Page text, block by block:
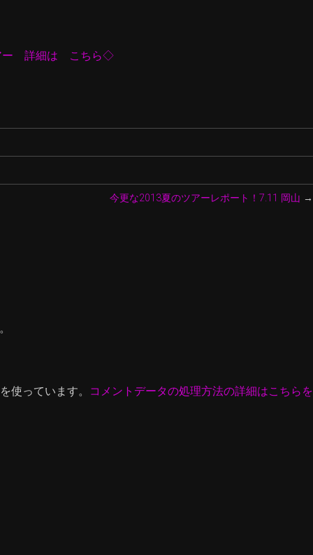
ー 詳細は こちら◇
今更な2013夏のツアーレポート！7.11 岡山 →
使っています。
コメントデータの処理方法の詳細はこちらを